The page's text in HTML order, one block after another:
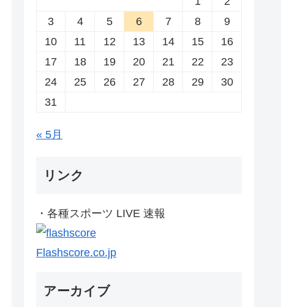
3
4 5 6 7 8
9
10
11 12 13 14 15
16
17
18 19 20 21 22
23
24
25 26 27 28 29
30
31
« 5月
リンク
・各種スポーツ LIVE 速報
Flashscore.co.jp
アーカイブ